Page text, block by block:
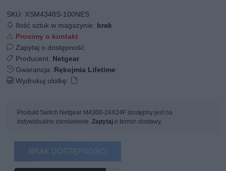
SKU: XSM4348S-100NES
Ilość sztuk w magazynie: brak
Prosimy o kontakt
Zapytaj o dostępność
Producent: Netgear
Gwarancja: Rękojmia Lifetime
Wydrukuj ulotkę:
Produkt Switch Netgear M4300-24X24F dostępny jest na
indywidualne zamówienie.Zapytaj o termin dostawy.
BRAK DOSTĘPNOŚCI